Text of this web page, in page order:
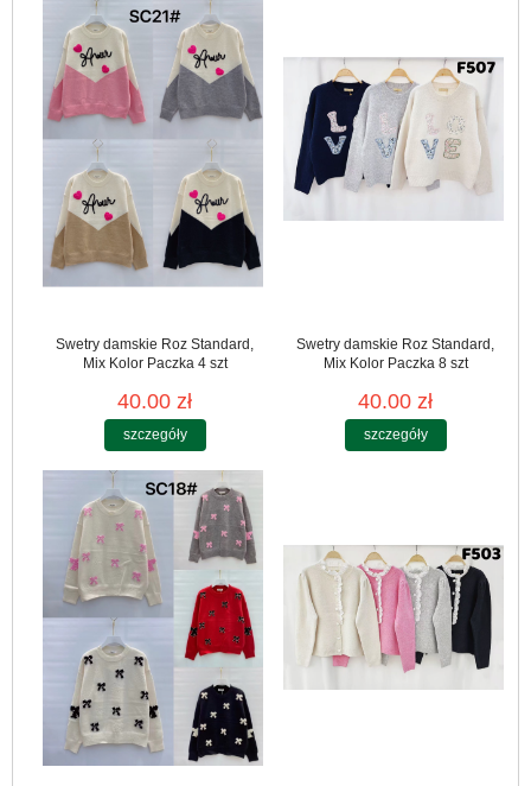
Swetry damskie Roz Standard,
Mix Kolor Paczka 4 szt
40.00 zł
szczegóły
Swetry damskie Roz Standard,
Mix Kolor Paczka 8 szt
40.00 zł
szczegóły